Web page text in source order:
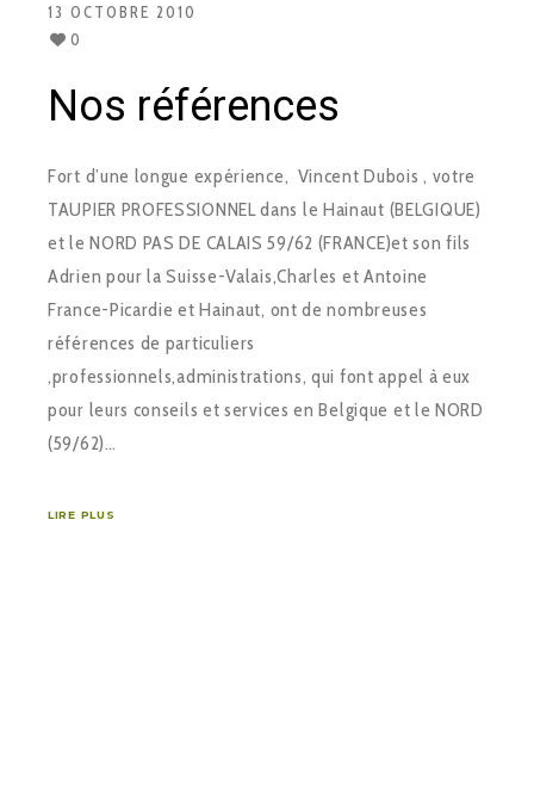
13 OCTOBRE 2010
0
Nos références
Fort d’une longue expérience, Vincent Dubois , votre
TAUPIER PROFESSIONNEL dans le Hainaut (BELGIQUE)
et le NORD PAS DE CALAIS 59/62 (FRANCE)et son fils
Adrien pour la Suisse-Valais,Charles et Antoine
France-Picardie et Hainaut, ont de nombreuses
références de particuliers
,professionnels,administrations, qui font appel à eux
pour leurs conseils et services en Belgique et le NORD
(59/62)…
LIRE PLUS